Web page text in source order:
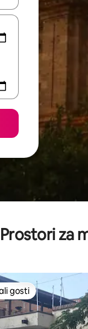
Prostori za
gosti
gosti